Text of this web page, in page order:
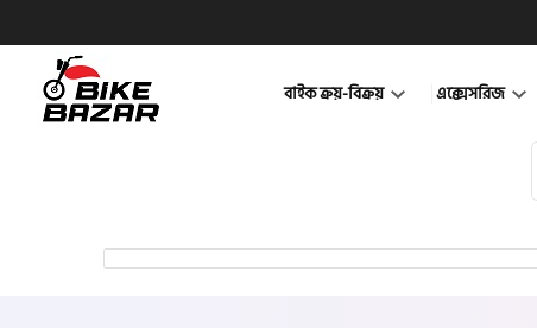
বাইক ক্রয়-বিক্রয় এক্সেসরিজ